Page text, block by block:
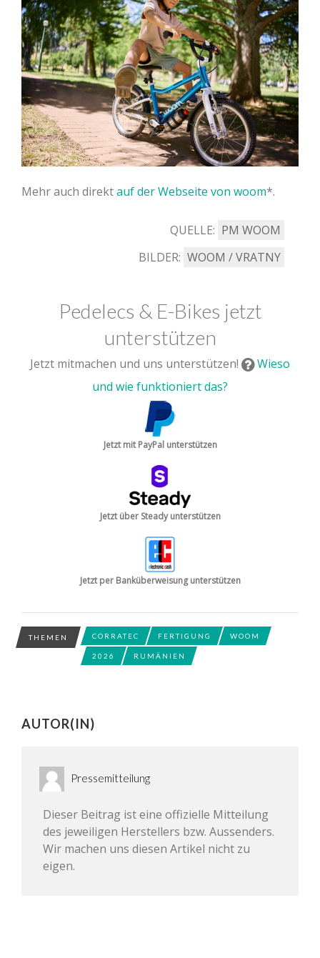
Mehr auch direktauf der Webseite von woom .
QUELLE: PM WOOM
BILDER: WOOM / VRATNY
Pedelecs & E-Bikes jetzt
unterstützen
Jetzt mitmachen und uns unterstützen!
Wieso
und wie funktioniert das?
Jetzt mit PayPal unterstützen
Jetzt über Steady unterstützen
Jetzt per Banküberweisung unterstützen
THEMEN CORRATEC FERTIGUNG WOOM
2026 RUMÄNIEN
AUTOR(IN)
Pressemitteilung
Dieser Beitrag ist eine offizielle Mitteilung
des jeweiligen Herstellers bzw. Aussenders.
Wir machen uns diesen Artikel nicht zu
eigen.